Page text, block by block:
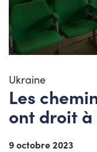
Ukraine
Les
ont droit à
9 octobre 2023